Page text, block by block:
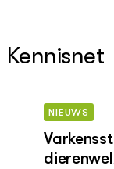
NIEUWS